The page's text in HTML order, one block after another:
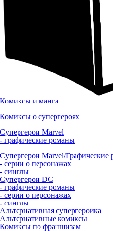
Комиксы и манга
Комиксы о супергероях
Супергерои Marvel
- графические романы
Супергерои Marvel/Графические
- серии о персонажах
- синглы
Супергерои DC
- графические романы
- серии о персонажах
- синглы
Альтернативная супергероика
Альтернативные комиксы
Комиксы по франшизам